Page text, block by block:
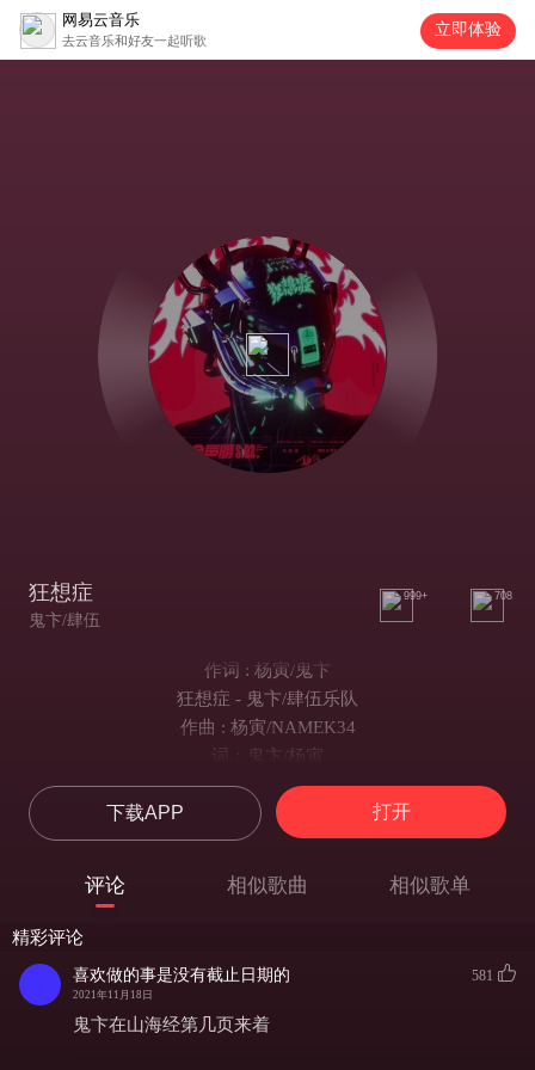
网易云音乐
去云音乐和好友一起听歌
立即体验
狂想症
鬼卞/肆伍
999+ 708
作词 : 杨寅/鬼卞
狂想症 - 鬼卞/肆伍乐队
作曲 : 杨寅/NAMEK34
词：鬼卞/杨寅
曲：Namek34/杨寅
编曲：Namek34
混音：张峰铎
录音棚：Modern Sky Studio
自认无所不知的生灵
Ho yeah
下载APP 打开
评论 相似歌曲 相似歌单
精彩评论
喜欢做的事是没有截止日期的
2021年11月18日
581
鬼卞在山海经第几页来着